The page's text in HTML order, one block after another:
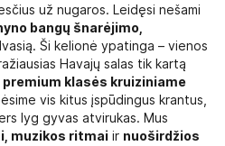
už nugaros. Leidęsi nešami
bangų šnarėjimo,
Ši kelionė ypatinga – vienos
Havajų salas tik kartą
premium klasės kruiziniame
vis kitus įspūdingus krantus,
lyg gyvas atvirukas. Mus
muzikos ritmai ir nuoširdžios